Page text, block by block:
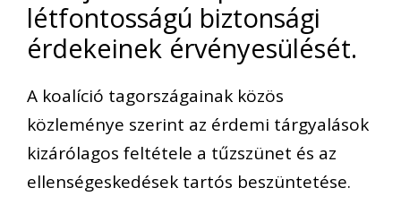
létfontosságú biztonsági
érdekeinek érvényesülését.
A koalíció tagországainak közös
közleménye szerint az érdemi tárgyalások
kizárólagos feltétele a tűzszünet és az
ellenségeskedések tartós beszüntetése.